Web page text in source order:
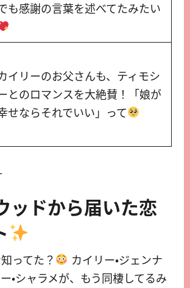
も感謝の言葉を述べてたみたい
イリーのお父さんも、ティモシ
とのロマンスを大絶賛！「娘が
せならそれでいい」って
ッドから届いた恋
ってた？
カイリー・ジェンナ
・シャラメが、もう同棲してるみ